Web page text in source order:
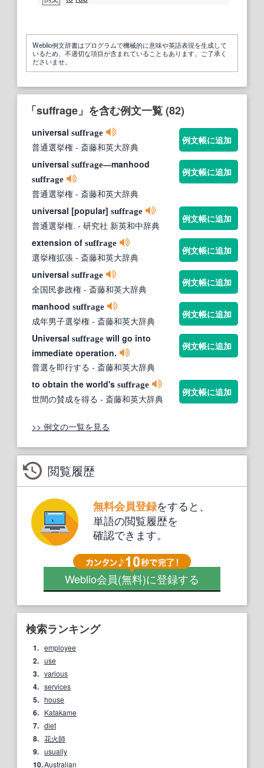
Weblio例文辞書はプログラムで機械的に意味や英語表現を生成して
いるため、不適切な項目が含まれていることもあります。ご了承く
ださいませ。
「suffrage」を含む例文一覧 (82)
universal suffrage
普通選挙権 - 斎藤和英大辞典
例文帳に追加
universal suffrage―manhood
suffrage
普通選挙権 - 斎藤和英大辞典
例文帳に追加
universal [popular] suffrage
普通選挙権. - 研究社 新英和中辞典
例文帳に追加
extension of suffrage
選挙権拡張 - 斎藤和英大辞典
例文帳に追加
universal suffrage
全国民参政権 - 斎藤和英大辞典
例文帳に追加
manhood suffrage
成年男子選挙権 - 斎藤和英大辞典
例文帳に追加
Universal suffrage will go into
immediate operation.
普選を即行する - 斎藤和英大辞典
例文帳に追加
to obtain the world's suffrage
世間の賛成を得る - 斎藤和英大辞典
例文帳に追加
>> 例文の一覧を見る
閲覧履歴
無料会員登録をすると、
単語の閲覧履歴を
確認できます。
Weblio会員(無料)に登録する
検索ランキング
1. employee
2. use
3. various
4. services
5. house
6. Katakame
7. diet
8. 花火師
9. usually
10.Australian